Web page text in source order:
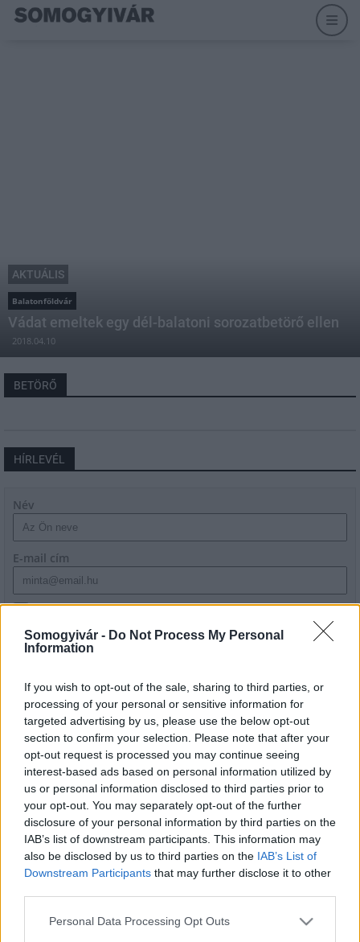
Somogyivár - Do Not Process My Personal
Information
If you wish to opt-out of the sale, sharing to third parties, or
processing of your personal or sensitive information for
targeted advertising by us, please use the below opt-out
section to confirm your selection. Please note that after your
opt-out request is processed you may continue seeing
interest-based ads based on personal information utilized by
us or personal information disclosed to third parties prior to
your opt-out. You may separately opt-out of the further
disclosure of your personal information by third parties on the
IAB’s list of downstream participants. This information may
also be disclosed by us to third parties on the IAB’s List of
Downstream Participants that may further disclose it to other
Please note that this website/app uses one or more Google
Personal Data Processing Opt Outs
AKTUÁLIS
Balatonföldvár
Vádat emeltek egy dél-balatoni sorozatbetörő ellen
2018.04.10
BETÖRŐ
HÍRLEVÉL
Név
E-mail cím
Feliratkozom a hírlevélre és elfogadom azadatvédelmi
szabályzatot!
LEGFRISSEBB
Aktuális
KEVESEBB FÉNYT!
Országos hírek oktatás továbbképzés
Kecskeméten is szakirányú
továbbképzésekkel erősít a Gál Ferenc